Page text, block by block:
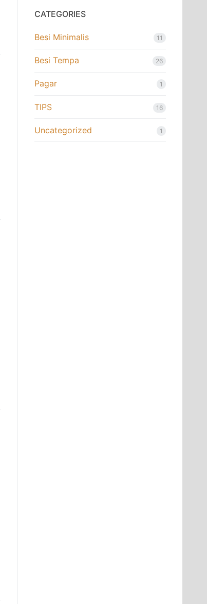
CATEGORIES
Besi Minimalis 11
Besi Tempa 26
Pagar 1
TIPS 16
Uncategorized 1